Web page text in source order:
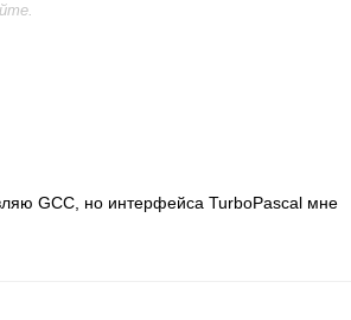
GCC, но интерфейса TurboPascal мне